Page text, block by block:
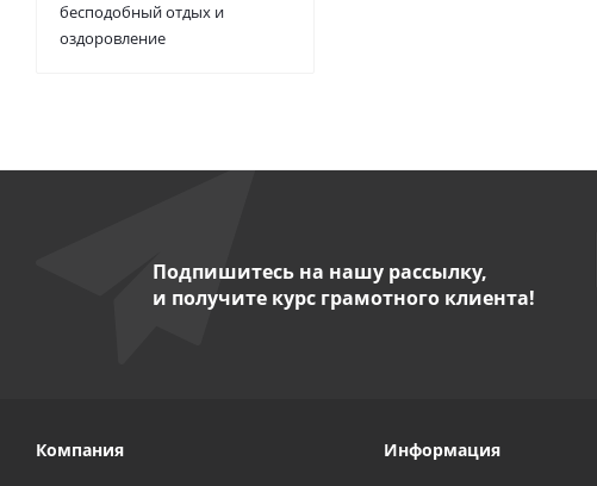
бесподобный отдых и
оздоровление
Подпишитесь на нашу рассылку,
и получите курс грамотного клиента!
Компания Информация